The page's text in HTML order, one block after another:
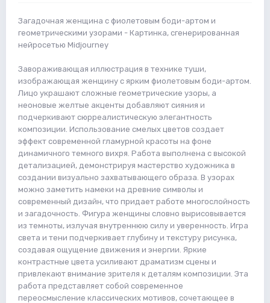
Загадочная женщина с фиолетовым боди-артом и
геометрическими узорами - Картинка, сгенерированная
нейросетью Midjourney
Завораживающая иллюстрация в технике туши,
изображающая женщину с ярким фиолетовым боди-артом.
Лицо украшают сложные геометрические узоры, а
неоновые желтые акценты добавляют сияния и
подчеркивают сюрреалистическую элегантность
композиции. Использование смелых цветов создает
эффект современной гламурной красоты на фоне
динамичного темного вихря. Работа выполнена с высокой
детализацией, демонстрируя мастерство художника в
создании визуально захватывающего образа. В узорах
можно заметить намеки на древние символы и
современный дизайн, что придает работе многослойность
и загадочность. Фигура женщины словно вырисовывается
из темноты, излучая внутреннюю силу и уверенность. Игра
света и тени подчеркивает глубину и текстуру рисунка,
создавая ощущение движения и энергии. Яркие
контрастные цвета усиливают драматизм сцены и
привлекают внимание зрителя к деталям композиции. Эта
работа представляет собой современное
переосмысление классических мотивов, сочетающее в